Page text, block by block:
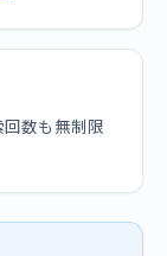
数も無制限